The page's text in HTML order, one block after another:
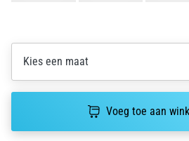
richtingsveranderingen.
Hoe
voer
Kies een maat
Voeg toe aan